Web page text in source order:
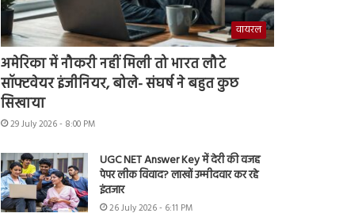
वायरल
अमेरिका में नौकरी नहीं मिली तो भारत लौटे
सॉफ्टवेयर इंजीनियर, बोले- संघर्ष ने बहुत कुछ
सिखाया
29 July 2026 - 8:00 PM
UGC NET Answer Key में देरी की वजह
पेपर लीक विवाद? लाखों उम्मीदवार कर रहे
इंतजार
26 July 2026 - 6:11 PM